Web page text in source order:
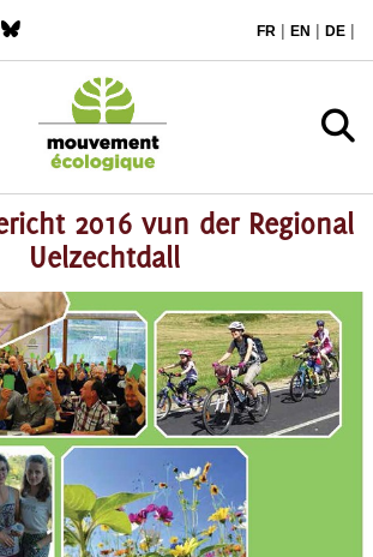
FR | EN | DE |
2016 vun der Regional
Uelzechtdall